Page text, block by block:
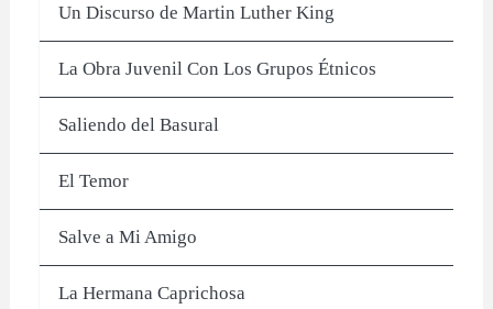
Un Discurso de Martin Luther King
La Obra Juvenil Con Los Grupos Étnicos
Saliendo del Basural
El Temor
Salve a Mi Amigo
La Hermana Caprichosa